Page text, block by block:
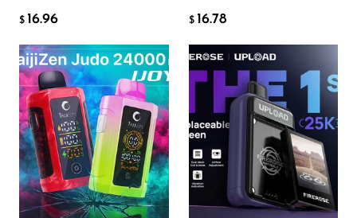
Hi-Drip
Hulk Hogan
Humble
Hyde
Hyppe
Hyve
HQD
$ 16.96 $ 16.78
Flavor Flavor